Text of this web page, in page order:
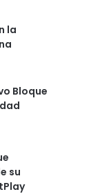
la
Bloque
su